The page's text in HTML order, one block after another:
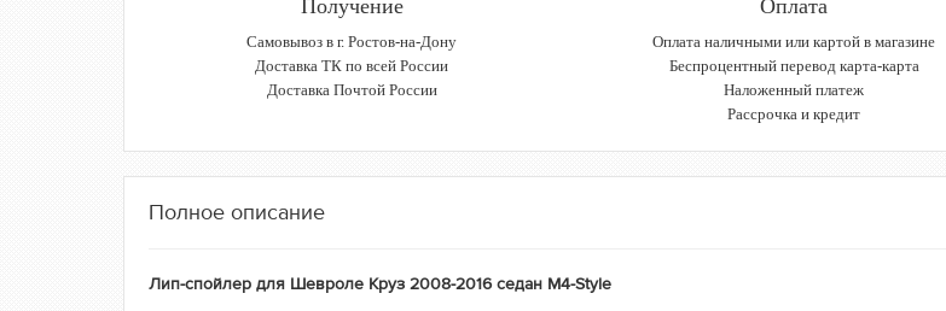
Получение
Самовывоз в г. Ростов-на-Дону
Доставка ТК по всей России
Доставка Почтой России
Оплата
Оплата наличными или картой в магазине
Беспроцентный перевод карта-карта
Наложенный платеж
Рассрочка и кредит
Полное описание
Лип-спойлер для Шевроле Круз 2008-2016 седан M4-Style